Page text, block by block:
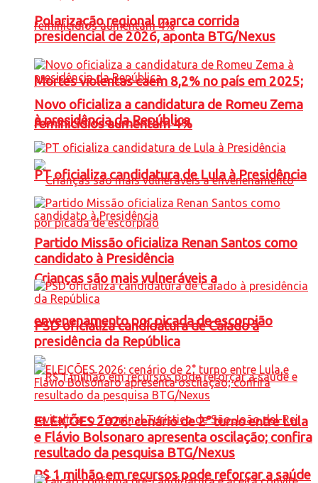
Mortes violentas caem 8,2% no país em 2025;
feminicídios aumentam 4%
Crianças são mais vulneráveis a
envenenamento por picada de escorpião
R$ 1 milhão em recursos pode reforçar a saúde
Polarização regional marca corrida
presidencial de 2026, aponta BTG/Nexus
Novo oficializa a candidatura de Romeu Zema
à presidência da República
PT oficializa candidatura de Lula à Presidência
Partido Missão oficializa Renan Santos como
candidato à Presidência
PSD oficializa candidatura de Caiado à
presidência da República
ELEIÇÕES 2026: cenário de 2° turno entre Lula
e Flávio Bolsonaro apresenta oscilação; confira
resultado da pesquisa BTG/Nexus